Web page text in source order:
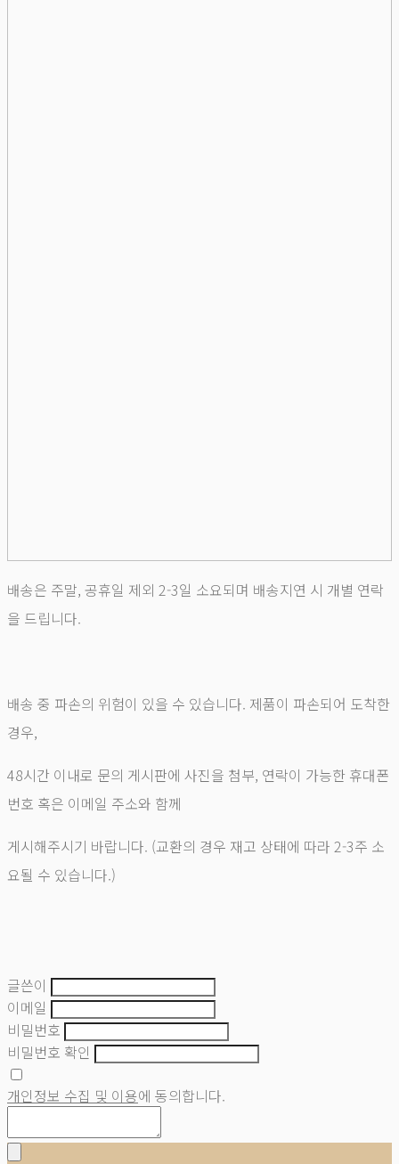
배송은 주말, 공휴일 제외 2-3일 소요되며 배송지연 시 개별 연락
을 드립니다.
배송 중 파손의 위험이 있을 수 있습니다. 제품이 파손되어 도착한
경우,
48시간 이내로 문의 게시판에 사진을 첨부, 연락이 가능한 휴대폰
번호 혹은 이메일 주소와 함께
게시해주시기 바랍니다. (교환의 경우 재고 상태에 따라 2-3주 소
요될 수 있습니다.)
글쓴이
이메일
비밀번호
비밀번호 확인
개인정보 수집 및 이용에 동의합니다.